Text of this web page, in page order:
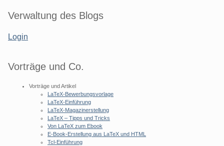
Seitenleiste
Verwaltung des Blogs
Login
Vorträge und Co.
Vorträge und Artikel
LaTeX-Bewerbungsvorlage
LaTeX-Einführung
LaTeX-Magazinerstellung
LaTeX – Tipps und Tricks
Von LaTeX zum Ebook
E-Book-Erstellung aus LaTeX und HTML
Tcl-Einführung